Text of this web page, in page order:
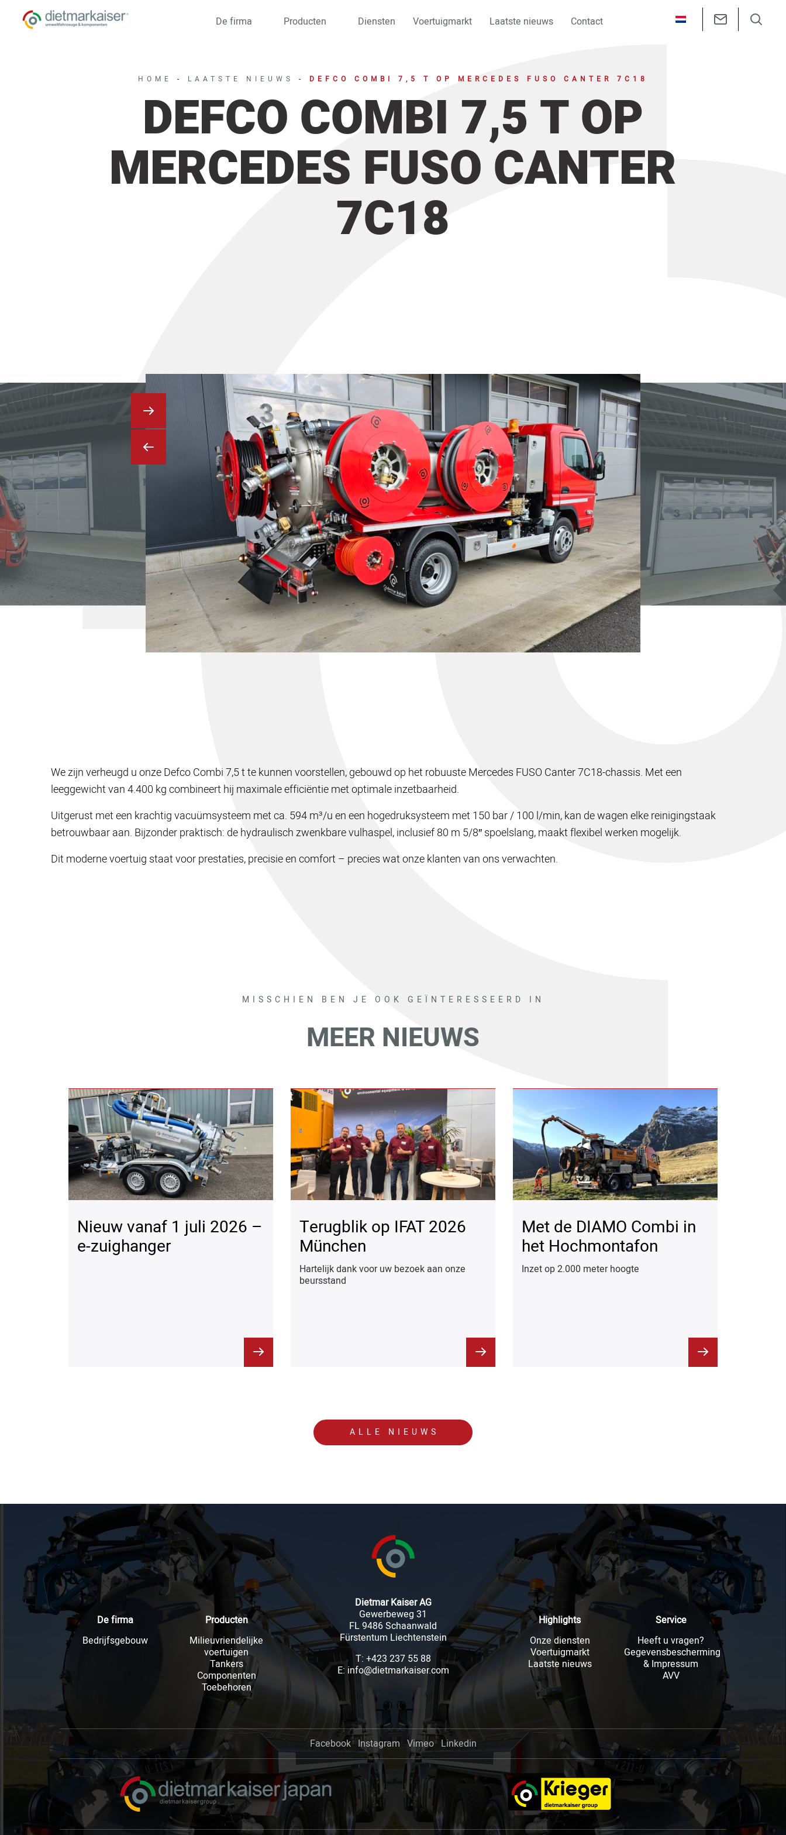
De firma Producten Diensten Voertuigmarkt Laatste nieuws Contact
HOME - LAATSTE NIEUWS - DEFCO COMBI 7,5 T OP MERCEDES FUSO CANTER 7C18
DEFCO COMBI 7,5 T OP
MERCEDES FUSO CANTER
7C18
We zijn verheugd u onze Defco Combi 7,5 t te kunnen voorstellen, gebouwd op het robuuste Mercedes FUSO Canter 7C18-chassis. Met een
leeggewicht van 4.400 kg combineert hij maximale efficiëntie met optimale inzetbaarheid.
Uitgerust met een krachtig vacuümsysteem met ca. 594 m³/u en een hogedruksysteem met 150 bar / 100 l/min, kan de wagen elke reinigingstaak
betrouwbaar aan. Bijzonder praktisch: de hydraulisch zwenkbare vulhaspel, inclusief 80 m 5/8″ spoelslang, maakt flexibel werken mogelijk.
Dit moderne voertuig staat voor prestaties, precisie en comfort – precies wat onze klanten van ons verwachten.
MISSCHIEN BEN JE OOK GEÏNTERESSEERD IN
MEER NIEUWS
Nieuw vanaf 1 juli 2026 –
e-zuighanger
Terugblik op IFAT 2026
München
Hartelijk dank voor uw bezoek aan onze
beursstand
Met de DIAMO Combi in
het Hochmontafon
Inzet op 2.000 meter hoogte
ALLE NIEUWS
ZOEKEN
De firma
Bedrijfsgebouw
Producten
Milieuvriendelijke
voertuigen
Tankers
Componenten
Toebehoren
Dietmar Kaiser AG
Gewerbeweg 31
FL 9486 Schaanwald
Fürstentum Liechtenstein
T: +423 237 55 88
E: info@dietmarkaiser.com
Highlights
Onze diensten
Voertuigmarkt
Laatste nieuws
Service
Heeft u vragen?
Gegevensbescherming
& Impressum
AVV
Facebook Instagram Vimeo Linkedin